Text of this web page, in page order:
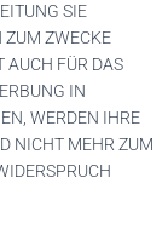
SIE
ZUM ZWECKE
AUCH FÜR DAS
IN
WERDEN IHRE
NICHT MEHR ZUM